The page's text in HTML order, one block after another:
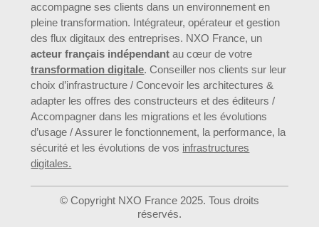
accompagne ses clients dans un environnement en
pleine transformation. Intégrateur, opérateur et gestion
des flux digitaux des entreprises. NXO France, un
acteur français indépendant au cœur de votre
transformation digitale. Conseiller nos clients sur leur
choix d’infrastructure / Concevoir les architectures &
adapter les offres des constructeurs et des éditeurs /
Accompagner dans les migrations et les évolutions
d’usage / Assurer le fonctionnement, la performance, la
sécurité et les évolutions de vos infrastructures
digitales.
© Copyright NXO France 2025. Tous droits
réservés.